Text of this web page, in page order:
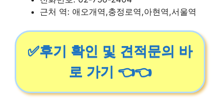
근처 역: 애오개역,충정로역,아현역,서울역
✅후기 확인 및 견적문의 바
로 가기 👈👈